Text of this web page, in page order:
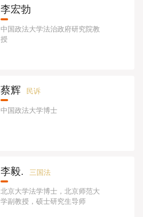
李宏勃
中国政法大学法治政府研究院教
授
蔡辉 民诉
中国政法大学博士
李毅. 三国法
北京大学法学博士，北京师范大
学副教授，硕士研究生导师